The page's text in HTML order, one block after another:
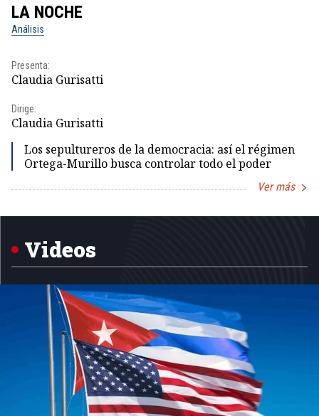
LA NOCHE
Análisis
Presenta:
Claudia Gurisatti
Dirige:
Claudia Gurisatti
Los sepultureros de la democracia: así el régimen
Ortega-Murillo busca controlar todo el poder
Ver más
Videos